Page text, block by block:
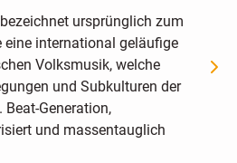
ursprünglich zum
international geläufige
Volksmusik, welche
und Subkulturen der
Beat-Generation,
und massentauglich